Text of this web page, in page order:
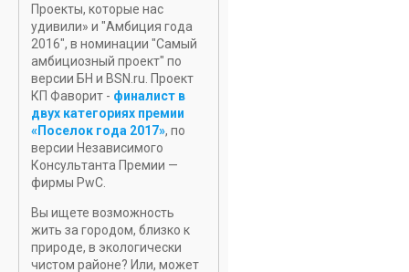
Проекты, которые нас
удивили» и "Амбиция года
2016", в номинации "Самый
амбициозный проект" по
версии БН и BSN.ru. Проект
КП Фаворит - финалист в
двух категориях премии
«Поселок года 2017», по
версии Независимого
Консультанта Премии —
фирмы PwC.
Вы ищете возможность
жить за городом, близко к
природе, в экологически
чистом районе? Или, может